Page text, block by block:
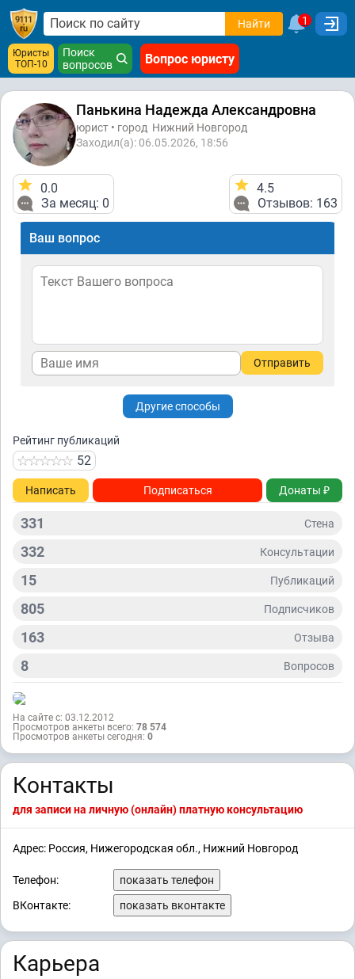
Найти 1
Юристы
ТОП-10
Поиск
вопросов
Вопрос юристу
Панькина Надежда Александровна
юрист • город Нижний Новгород
Заходил(а): 06.05.2026, 18:56
0.0
За месяц: 0
4.5
Отзывов: 163
Ваш вопрос
Отправить
Другие способы
Рейтинг публикаций
52
Написать Подписаться Донаты ₽
331 Стена
332 Консультации
15 Публикаций
805 Подписчиков
163 Отзывa
8 Вопросов
На сайте с: 03.12.2012
Просмотров анкеты всего: 78 574
Просмотров анкеты сегодня: 0
Контакты
для записи на личную (онлайн) платную консультацию
Адрес: Россия, Нижегородская обл., Нижний Новгород
Телефон:
показать телефон
ВКонтакте:
показать вконтакте
Карьера